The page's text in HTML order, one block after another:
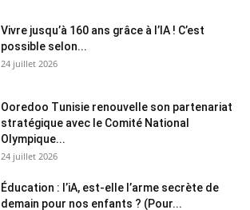
Vivre jusqu’à 160 ans grâce à l’IA ! C’est
possible selon...
24 juillet 2026
Ooredoo Tunisie renouvelle son partenariat
stratégique avec le Comité National
Olympique...
24 juillet 2026
Éducation : l’iA, est-elle l’arme secrète de
demain pour nos enfants ? (Pour...